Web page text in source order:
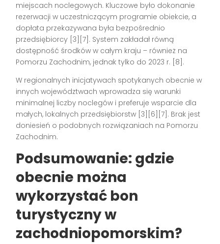
miejscach noclegowych. Kluczowe było dokonanie
rezerwacji w uczestniczącym programie obiekcie, a
dopłata przekazywana była bezpośrednio
przedsiębiorcy [3][7] . System zakładał równą
dostępność środków w całym kraju – również na
Pomorzu Zachodnim, jednak tylko do 2023 r. [8] .
W regionalnych inicjatywach spotykanych obecnie w
innych województwach wprowadza się warunki
minimalnej liczby noclegów i preferuje wsparcie dla
małych, lokalnych przedsiębiorstw [3][6][7] . Brak jest
doniesień o podobnych rozwiązaniach na Pomorzu
Zachodnim.
Podsumowanie: gdzie
obecnie można
wykorzystać bon
turystyczny w
zachodniopomorskim?